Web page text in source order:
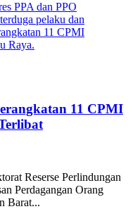
PPA dan PPO
pelaku dan
11 CPMI
Raya.
11 CPMI
Reserse Perlindungan
Perdagangan Orang
Barat...